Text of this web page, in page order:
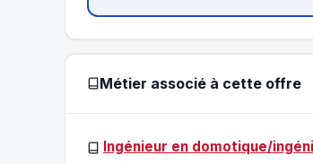
Métier associé à cette offre
Ingénieur en domotique/